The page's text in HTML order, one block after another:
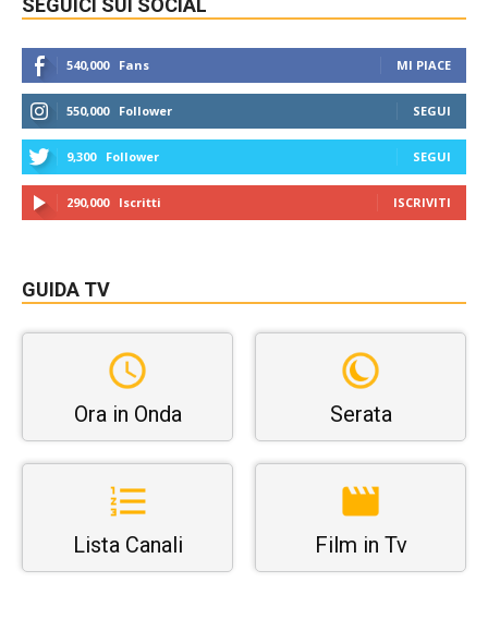
SEGUICI SUI SOCIAL
540,000 Fans MI PIACE
550,000 Follower SEGUI
9,300 Follower SEGUI
290,000 Iscritti ISCRIVITI
GUIDA TV
Ora in Onda Serata
Lista Canali Film in Tv